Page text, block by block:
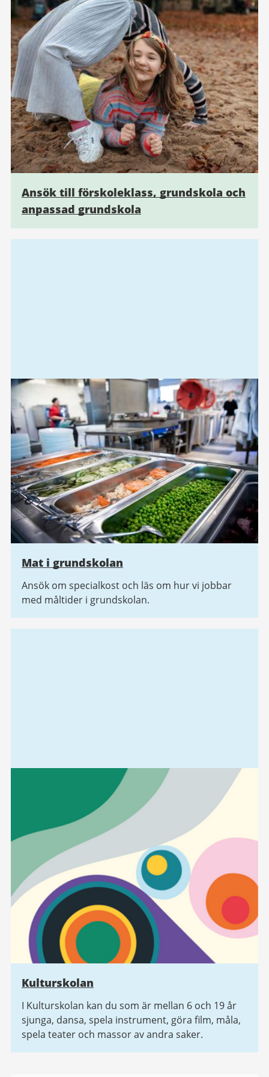
Ansök till förskoleklass, grundskola och
anpassad grundskola
Mat i grundskolan
Ansök om specialkost och läs om hur vi jobbar
med måltider i grundskolan.
Kulturskolan
I Kulturskolan kan du som är mellan 6 och 19 år
sjunga, dansa, spela instrument, göra film, måla,
spela teater och massor av andra saker.